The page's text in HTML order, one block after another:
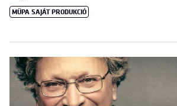
MÜPA SAJÁT PRODUKCIÓ